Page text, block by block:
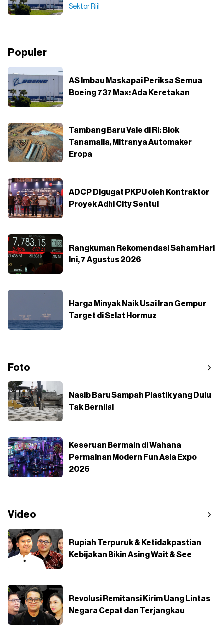
Sektor Riil
Populer
AS Imbau Maskapai Periksa Semua
Boeing 737 Max: Ada Keretakan
Tambang Baru Vale di RI: Blok
Tanamalia, Mitranya Automaker
Eropa
ADCP Digugat PKPU oleh Kontraktor
Proyek Adhi City Sentul
Rangkuman Rekomendasi Saham Hari
Ini, 7 Agustus 2026
Harga Minyak Naik Usai Iran Gempur
Target di Selat Hormuz
Foto
Nasib Baru Sampah Plastik yang Dulu
Tak Bernilai
Keseruan Bermain di Wahana
Permainan Modern Fun Asia Expo
2026
Video
Rupiah Terpuruk & Ketidakpastian
Kebijakan Bikin Asing Wait & See
Revolusi Remitansi Kirim Uang Lintas
Negara Cepat dan Terjangkau